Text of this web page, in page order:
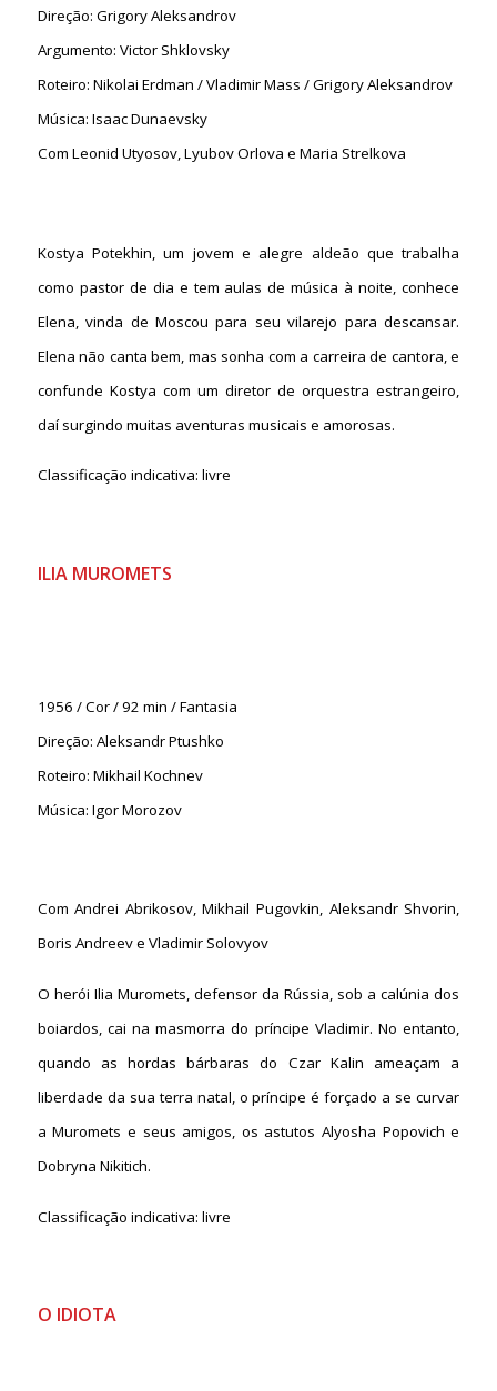
Direção: Grigory Aleksandrov
Argumento: Victor Shklovsky
Roteiro: Nikolai Erdman / Vladimir Mass / Grigory Aleksandrov
Música: Isaac Dunaevsky
Com Leonid Utyosov, Lyubov Orlova e Maria Strelkova
Kostya Potekhin, um jovem e alegre aldeão que trabalha
como pastor de dia e tem aulas de música à noite, conhece
Elena, vinda de Moscou para seu vilarejo para descansar.
Elena não canta bem, mas sonha com a carreira de cantora, e
confunde Kostya com um diretor de orquestra estrangeiro,
daí surgindo muitas aventuras musicais e amorosas.
Classificação indicativa: livre
ILIA MUROMETS
1956 / Cor / 92 min / Fantasia
Direção: Aleksandr Ptushko
Roteiro: Mikhail Kochnev
Música: Igor Morozov
Com Andrei Abrikosov, Mikhail Pugovkin, Aleksandr Shvorin,
Boris Andreev e Vladimir Solovyov
O herói Ilia Muromets, defensor da Rússia, sob a calúnia dos
boiardos, cai na masmorra do príncipe Vladimir. No entanto,
quando as hordas bárbaras do Czar Kalin ameaçam a
liberdade da sua terra natal, o príncipe é forçado a se curvar
a Muromets e seus amigos, os astutos Alyosha Popovich e
Dobryna Nikitich.
Classificação indicativa: livre
O IDIOTA